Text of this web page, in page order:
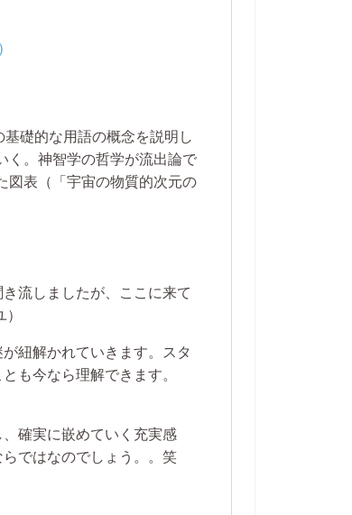
礎的な用語の概念を説明し
く。神智学の哲学が流出論で
図表（「宇宙の物質的次元の
流しましたが、ここに来て
紐解かれていきます。スタ
も今なら理解できます。
確実に嵌めていく充実感
ではなのでしょう。。笑